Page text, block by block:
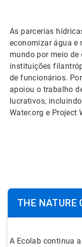
As parcerias
economizar água e
mundo por meio de
instituições
de funcionários.
apoiou o trabalho
lucrativos,
Water.org e Project
THE NATURE
A Ecolab continua